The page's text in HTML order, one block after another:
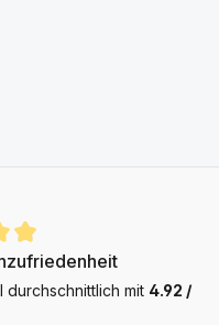
Wert ein
von 5 Sternen
mit 4.92 /